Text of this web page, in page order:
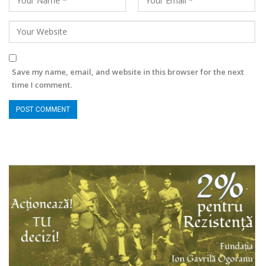
Save my name, email, and website in this browser for the next
time I comment.